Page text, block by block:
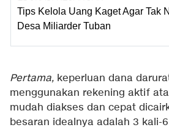
Tips Kelola Uang Kaget Agar Tak
Desa Miliarder Tuban
Pertama, keperluan dana
menggunakan rekening aktif
mudah diakses dan cepat
besaran idealnya adalah 3 kali-